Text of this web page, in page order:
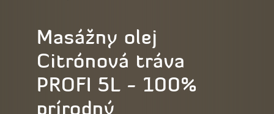
Masážny olej
Citrónová tráva
PROFI 5L - 100%
prírodný